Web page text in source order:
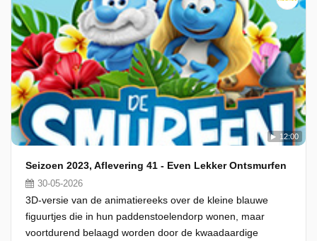
12:00
Seizoen 2023, Aflevering 41 - Even Lekker Ontsmurfen
30-05-2026
3D-versie van de animatiereeks over de kleine blauwe
figuurtjes die in hun paddenstoelendorp wonen, maar
voortdurend belaagd worden door de kwaadaardige